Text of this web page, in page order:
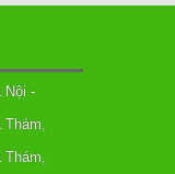
Nội -
Thám,
Thám,